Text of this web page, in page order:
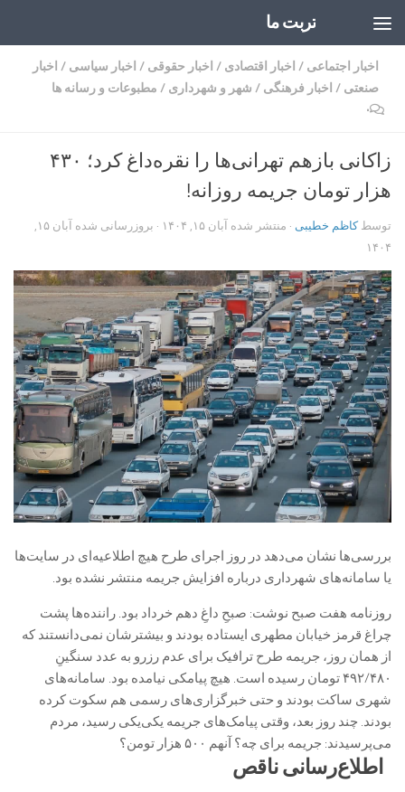
تربت ما
اخبار اجتماعی / اخبار اقتصادی / اخبار حقوقی / اخبار سیاسی / اخبار
صنعتی / اخبار فرهنگی / شهر و شهرداری / مطبوعات و رسانه ها
۰
زاکانی بازهم تهرانی‌ها را نقره‌داغ کرد؛ ۴۳۰
هزار تومان جریمه روزانه!
توسطکاظم خطیبی · منتشر شده آبان ۱۵, ۱۴۰۴ · بروزرسانی شده
آبان ۱۵,
۱۴۰۴
بررسی‌ها نشان می‌دهد در روز اجرای طرح هیچ اطلاعیه‌ای در سایت‌ها
یا سامانه‌های شهرداری درباره افزایش جریمه منتشر نشده بود.
روزنامه هفت صبح نوشت: صبحِ داغِ دهم خرداد بود. راننده‌ها پشت
چراغ قرمز خیابان مطهری ایستاده بودند و بیشترشان نمی‌دانستند که
از همان روز، جریمه طرح ترافیک برای عدم رزرو به عدد سنگینِ
۴۹۲/۴۸۰ تومان رسیده است. هیچ پیامکی نیامده بود. سامانه‌های
شهری ساکت بودند و حتی خبرگزاری‌های رسمی هم سکوت کرده
بودند. چند روز بعد، وقتی پیامک‌های جریمه یکی‌یکی رسید، مردم
می‌پرسیدند: جریمه برای چه؟ آنهم ۵۰۰ هزار تومن؟
اطلاع‌رسانی ناقص